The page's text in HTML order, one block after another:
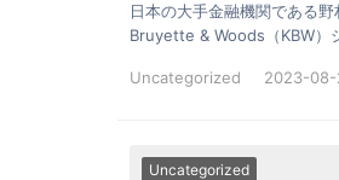
日本の大手金融機関である
Bruyette & Woods（KBW）
Uncategorized 2023-08-
Uncategorized